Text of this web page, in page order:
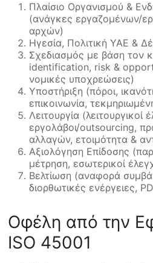
Πλαίσιο Οργανισμού &
(ανάγκες εργαζομένων/
αρχών)
Ηγεσία, Πολιτική ΥΑΕ &
Σχεδιασμός με βάση τον
identification, risk &
νομικές υποχρεώσεις)
Υποστήριξη (πόροι,
επικοινωνία,
Λειτουργία (λειτουργικοί
εργολάβοι/outsourcing,
αλλαγών, ετοιμότητα &
Αξιολόγηση Επίδοσης
μέτρηση, εσωτερικοί
Βελτίωση (αναφορά
διορθωτικές ενέργειες,
Οφέλη από την
ISO 45001